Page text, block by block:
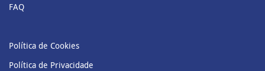
FAQ
Política de Cookies
Política de Privacidade